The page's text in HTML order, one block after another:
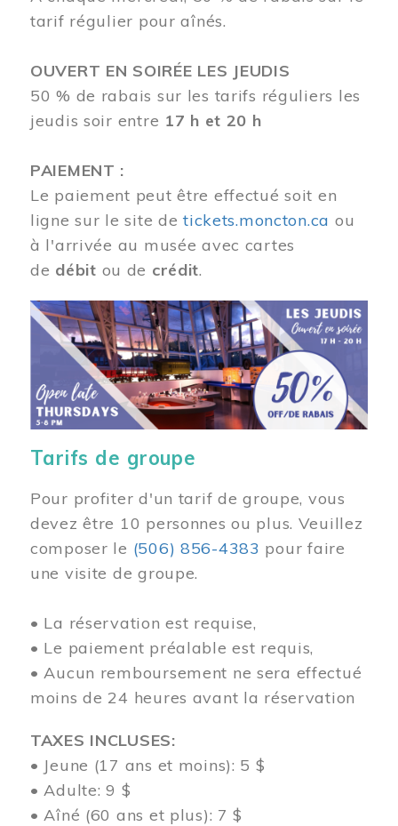
tarif régulier pour aînés.
OUVERT EN SOIRÉE LES JEUDIS
50 % de rabais sur les tarifs réguliers les
jeudis soir entre 17 h et 20 h
PAIEMENT :
Le paiement peut être effectué soit en
ligne sur le site detickets.moncton.ca ou
à l'arrivée au musée avec cartes
de débit ou de crédit.
Image
Tarifs de groupe
Pour profiter d'un tarif de groupe, vous
devez être 10 personnes ou plus. Veuillez
composer le (506) 856-4383 pour faire
une visite de groupe.
• La réservation est requise,
• Le paiement préalable est requis,
• Aucun remboursement ne sera effectué
moins de 24 heures avant la réservation
TAXES INCLUSES:
• Jeune (17 ans et moins): 5 $
• Adulte: 9 $
• Aîné (60 ans et plus): 7 $